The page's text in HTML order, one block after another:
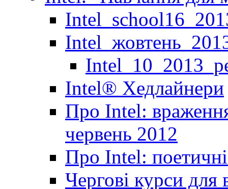
Іntel® Хедлайнери
Про Intel:
червень 2012
Про Intel:
Чергові курси